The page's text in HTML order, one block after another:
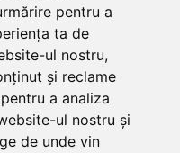
pentru a
ta de
ul nostru,
și reclame
a analiza
ul nostru și
de unde vin
- Non stop